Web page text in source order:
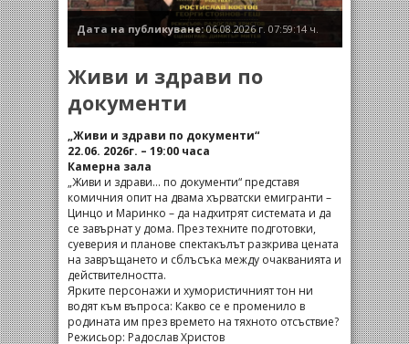
Дата на публикуване:06.08.2026 г. 07:59:14 ч.
Живи и здрави по
документи
„Живи и здрави по документи“
22.06. 2026г. – 19:00 часа
Камерна зала
„Живи и здрави… по документи“ представя
комичния опит на двама хърватски емигранти –
Цинцо и Маринко – да надхитрят системата и да
се завърнат у дома. През техните подготовки,
суеверия и планове спектакълът разкрива цената
на завръщането и сблъсъка между очакванията и
действителността.
Ярките персонажи и хумористичният тон ни
водят към въпроса: Какво се е променило в
родината им през времето на тяхното отсъствие?
Режисьор: Радослав Христов